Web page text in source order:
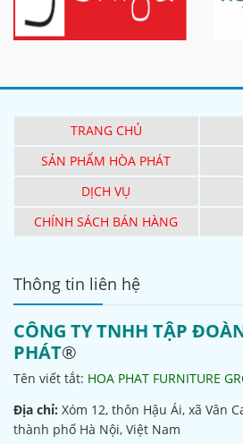
TRANG CHỦ
SẢN PHẨM HÒA PHÁT
DỊCH VỤ
CHÍNH SÁCH BÁN HÀNG
Thông tin liên hệ
CÔNG TY TNHH TẬP
PHÁT®
Tên viết tắt: HOA PHAT FURNITURE
Địa chỉ: Xóm 12, thôn Hậu Ái, xã Vân
thành phố Hà Nội, Việt Nam